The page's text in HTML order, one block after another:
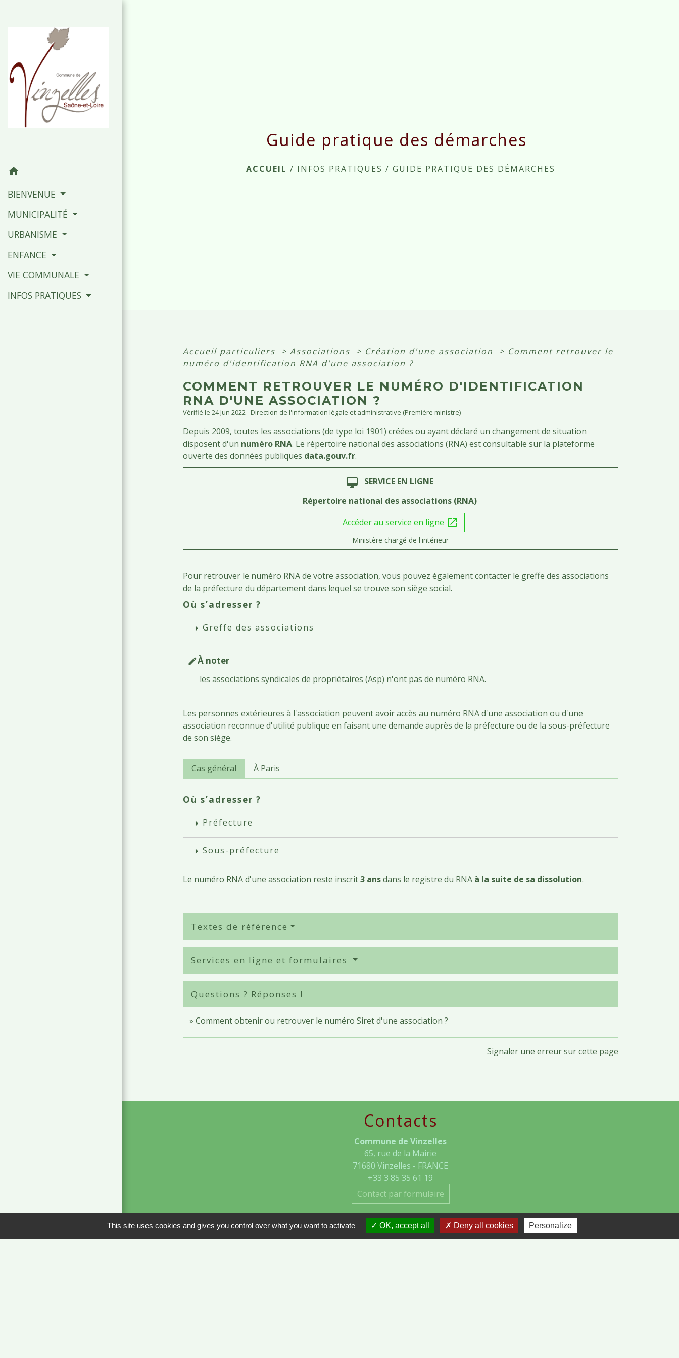
home
BIENVENUE
MUNICIPALITÉ
URBANISME
ENFANCE
VIE COMMUNALE
INFOS PRATIQUES
Guide pratique des démarches
ACCUEIL / INFOS PRATIQUES / GUIDE PRATIQUE DES DÉMARCHES
Accueil particuliers > Associations > Création d'une association > Comment retrouver le
numéro d'identification RNA d'une association ?
COMMENT RETROUVER LE NUMÉRO D'IDENTIFICATION
RNA D'UNE ASSOCIATION ?
Vérifié le 24 Jun 2022 - Direction de l'information légale et administrative (Première ministre)
Depuis 2009, toutes les associations (de type loi 1901) créées ou ayant déclaré un changement de situation
disposent d'un numéro RNA. Le répertoire national des associations (RNA) est consultable sur la plateforme
ouverte des données publiques data.gouv.fr.
desktop_mac
SERVICE EN LIGNE
Répertoire national des associations (RNA)
Accéder au service en ligne open_in_new
Ministère chargé de l'intérieur
Pour retrouver le numéro RNA de votre association, vous pouvez également contacter le greffe des associations
de la préfecture du département dans lequel se trouve son siège social.
Où s’adresser ?
arrow_right Greffe des associations
editÀ noter
les associations syndicales de propriétaires (Asp) n'ont pas de numéro RNA.
Les personnes extérieures à l'association peuvent avoir accès au numéro RNA d'une association ou d'une
association reconnue d'utilité publique en faisant une demande auprès de la préfecture ou de la sous-préfecture
de son siège.
Cas général À Paris
Où s’adresser ?
arrow_right Préfecture
arrow_right Sous-préfecture
Le numéro RNA d'une association reste inscrit3 ansdans le registre du RNA à la suite de sa dissolution.
Textes de référence
Services en ligne et formulaires
Questions ? Réponses !
Comment obtenir ou retrouver le numéro Siret d'une association ?
Signaler une erreur sur cette page
Contacts
Commune de Vinzelles
65, rue de la Mairie
71680 Vinzelles - FRANCE
+33 3 85 35 61 19
Contact par formulaire
This site uses cookies and gives you control over what you want to activate OK, accept all Deny all cookies Personalize